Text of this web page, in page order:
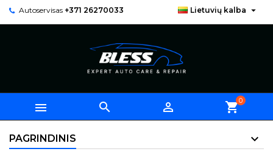
Autoservisas +371 26270033 Lietuvių kalba 
   shopping_cart0
PAGRINDINIS